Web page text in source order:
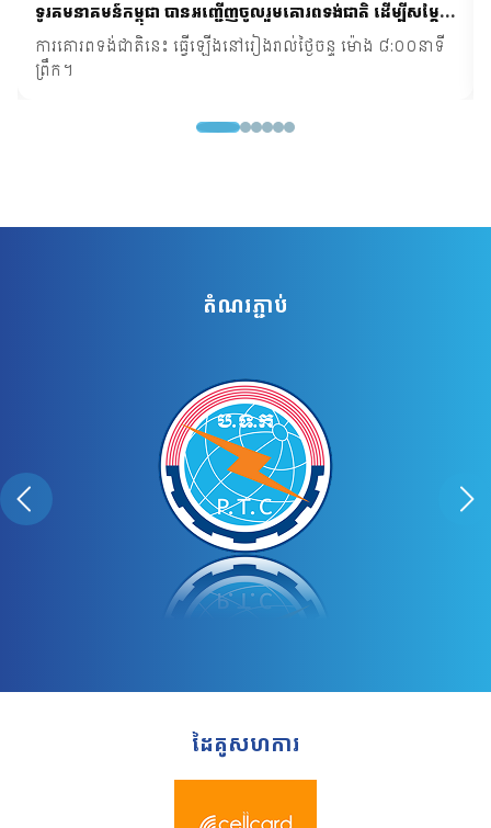
ទូរគមនាគមន៍កម្ពុជា បានអញ្ជើញចូលរួមគោរពទង់ជាតិ ដើម្បីសម្តែង
ការគោរពដឹងគុណដល់អ្នកតស៊ូក្នុងបុព្វហេតុការពារមាតុភូមិ លើក
កម្ពស់ស្មារតីស្នេហាជាតិ និងកសាងអភិវឌ្ឍន៍ជាតិប្រកបដោយសុខ
ការគោរពទង់ជាតិនេះ ធ្វើឡើងនៅរៀងរាល់ថ្ងៃចន្ទ ម៉ោង ៨:០០នាទី
ព្រឹក។
តំណរភ្ជាប់
ដៃគូសហការ